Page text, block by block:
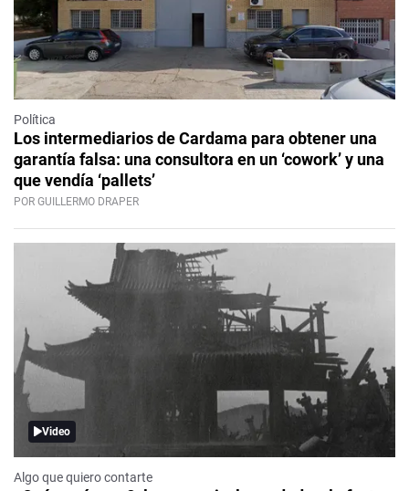
Política
Los intermediarios de Cardama para obtener una
garantía falsa: una consultora en un ‘cowork’ y una
que vendía ‘pallets’
POR GUILLERMO DRAPER
Video
Algo que quiero contarte